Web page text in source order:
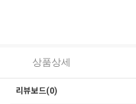
상품상세
리뷰보드(0)